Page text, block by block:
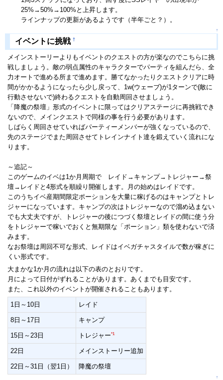
25%→50%→100%と上昇します。
ラインナップの更新があるようです（半年ごと？）。
↑
イベントに挑戦 †
メインストーリーよりもイベントのクエストの方が楽なのでこちらに挑
戦しましょう。敵の弱点属性のキャラクターでパーティを組んだら、全
力オートで進める所まで進めます。勝てなかったりクエストクリアに時
間がかかるようになったら少し戻って、1w(ウェーブ)が1ターンで(敵に
行動させないで)終わるクエストを自動周回させましょう。
「降魔の祭壇」形式のイベントに限ってはクリアステージに再挑戦でき
ないので、メインクエストで同様の事を行う必要があります。
しばらく周回させていればパーティーメンバーが強くなっているので、
先のステージでまた周回させてトレインナイト達を鍛えていく流れにな
ります。
～追記～
このゲームのイベは1か月周期で レイド→キャンプ→トレジャー→祭
壇→レイドと4形式を順繰り開催します。月の始めはレイドです。
このうちイベ産期間限定ポーションを大量に稼げるのはキャンプとトレ
ジャーになっています。キャンプの次はトレジャーなので溜め込まない
でも大丈夫ですが、トレジャーの後につづく祭壇とレイドの間に使う分
をトレジャーで稼いでおくと無期限な「ポーション」類を使わないで済
みます。
なお祭壇は周回不可な形式、レイドはイベガチャスタイルで数が稼ぎに
くい形式です。
大まかな1か月の流れは以下の表のとおりです。
月によって日付がずれることがあります。あくまでも目安です。
また、これ以外のイベントが開催されることもあります。
1日～10日 レイド
8日～17日 キャンプ
15日～23日 トレジャー*1
22日 メインストーリー追加
22日～31日（翌1日） 降魔の祭壇
↑